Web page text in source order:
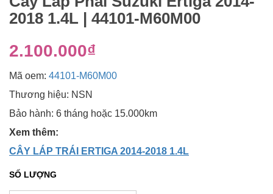
2018 1.4L | 44101-M60M00
2.100.000₫
Mã oem: 44101-M60M00
Thương hiệu: NSN
Bảo hành: 6 tháng hoặc 15.000km
Xem thêm:
CÂY LÁP TRÁI ERTIGA 2014-2018 1.4L
SỐ LƯỢNG